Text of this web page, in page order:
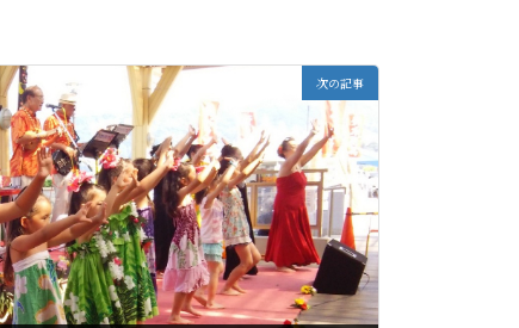
次の記事